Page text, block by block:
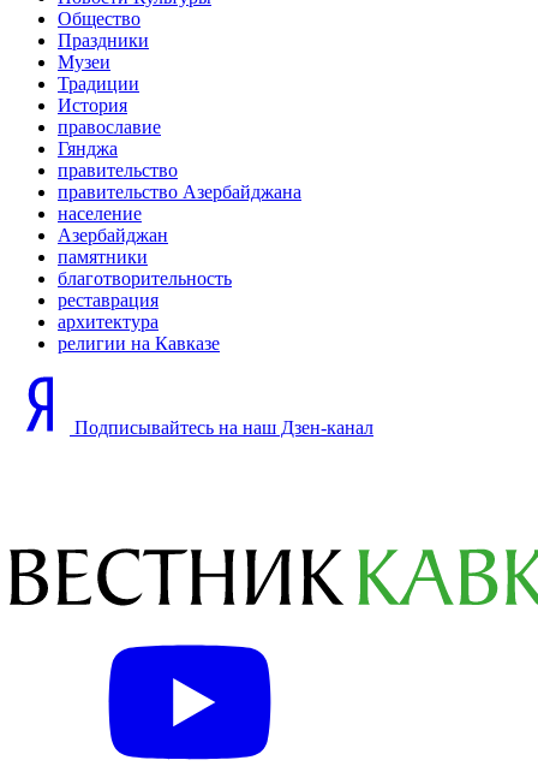
Общество
Праздники
Музеи
Традиции
История
православие
Гянджа
правительство
правительство Азербайджана
население
Азербайджан
памятники
благотворительность
реставрация
архитектура
религии на Кавказе
Подписывайтесь на наш Дзен-канал